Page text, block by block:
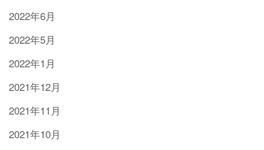
2022年6月
2022年5月
2022年1月
2021年12月
2021年11月
2021年10月